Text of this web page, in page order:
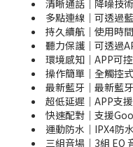
清晰通話｜降噪技
多點連線｜可透過
持久續航｜使用時
聽力保護｜可透過
環境感知｜APP可
操作簡單｜全觸控
最新藍牙｜最新藍
超低延遲｜APP支
快速配對｜支援
運動防水｜IPX4防
三組音場｜3組 EQ